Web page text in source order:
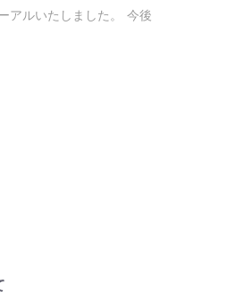
アルいたしました。 今後